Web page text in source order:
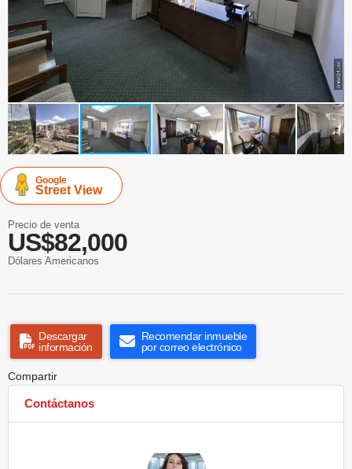
Google
Street View
Precio de venta
US$82,000
Dólares Americanos
Descargar
información
Recomendar inmueble
por correo electrónico
Compartir
Contáctanos